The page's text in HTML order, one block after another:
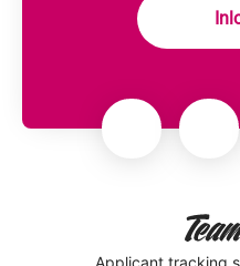
Applicant tracking